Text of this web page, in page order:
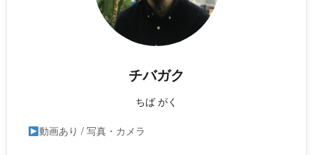
チバガク
ちば がく
動画あり / 写真・カメラ